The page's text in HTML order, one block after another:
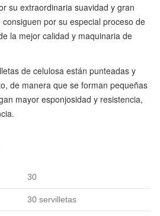
su extraordinaria suavidad y gran
por su especial proceso de
la mejor calidad y maquinaria de
de celulosa están punteadas y
de manera que se forman pequeñas
mayor esponjosidad y resistencia,
30
30 servilletas